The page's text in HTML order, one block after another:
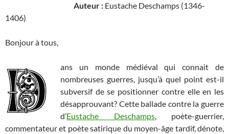
Auteur : Eustache Deschamps (1346-
1406)
Bonjour à tous,
ans un monde médiéval qui connait de
nombreuses guerres, jusqu’à quel point est-il
subversif de se positionner contre elle en les
désapprouvant? Cette ballade contre la guerre
d’Eustache Deschamps, poète-guerrier,
commentateur et poète satirique du moyen-âge tardif, dénote,